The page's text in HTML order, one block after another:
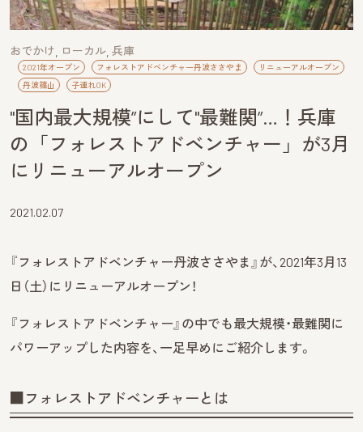
おでかけ ローカル 兵庫
2021年オープン フォレストアドベンチャー丹波ささやま
リニューアルオープン
丹波篠山
子連れOK
"国内最大規模”にして"最難関”…！兵庫
の「フォレストアドベンチャー」が3月
にリニューアルオープン
2021.02.07
『フォレストアドベンチャー丹波ささやま』が、2021年3月13
日（土）にリニューアルオープン！
『フォレストアドベンチャー』の中でも最大規模・最難関に
パワーアップした内容を、一足早めにご紹介します。
■フォレストアドベンチャーとは